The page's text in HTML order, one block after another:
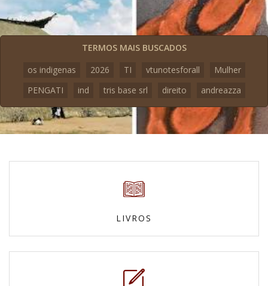
TERMOS MAIS BUSCADOS
os indigenas
2026 TI vtunotesforall
Mulher
PENGATI
ind tris base srl direito andreazza
LIVROS